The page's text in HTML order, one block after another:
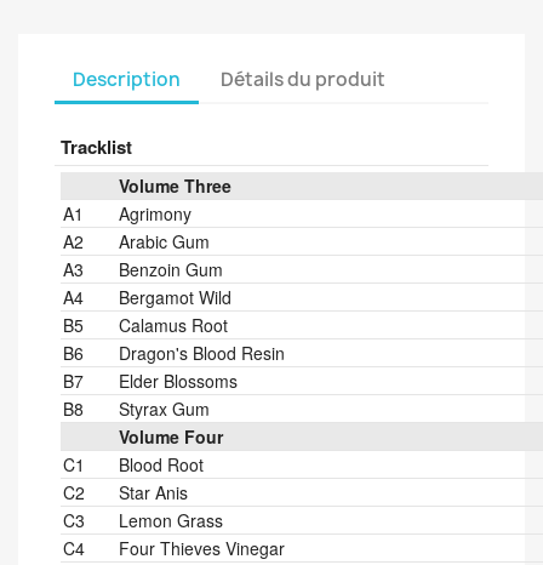
Description Détails du produit
Tracklist
PositionTitle/Credits
Volume Three
A1
Agrimony
A2
Arabic Gum
A3
Benzoin Gum
A4
Bergamot Wild
B5
Calamus Root
B6
Dragon's Blood Resin
B7
Elder Blossoms
B8
Styrax Gum
Volume Four
C1
Blood Root
C2
Star Anis
C3
Lemon Grass
C4
Four Thieves Vinegar